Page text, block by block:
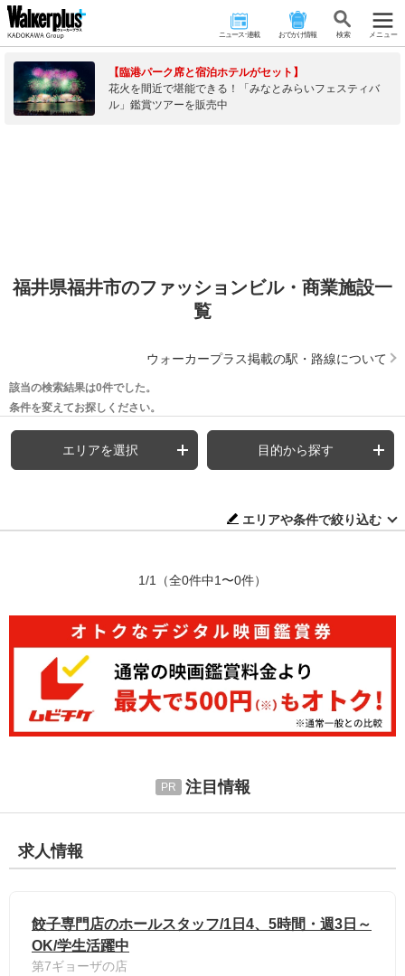
ニュース･連載 おでかけ情報 検 索 メニュー
【臨港パーク席と宿泊ホテルがセット】
花火を間近で堪能できる！「みなとみらいフェスティバ
ル」鑑賞ツアーを販売中
福井県福井市のファッションビル・商業施設一
覧
ウォーカープラス掲載の駅・路線について
該当の検索結果は0件でした。
条件を変えてお探しください。
エリアを選択 目的から探す
エリアや条件で絞り込む
1/1 （全0件中1〜0件）
注目情報
求人情報
餃子専門店のホールスタッフ/1日4、5時間・週3日～
OK/学生活躍中
第7ギョーザの店